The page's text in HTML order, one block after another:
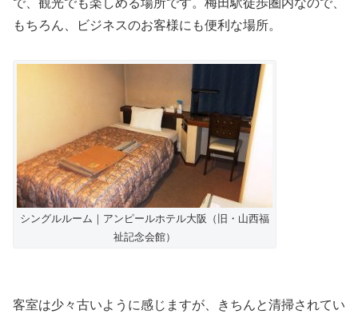
で、観光でも楽しめる場所です。梅田駅徒歩圏内なので、
もちろん、ビジネスのお客様にも便利な場所。
シングルルーム｜アンピールホテル大阪（旧・山西福
祉記念会館）
客室は少々古いように感じますが、きちんと清掃されてい